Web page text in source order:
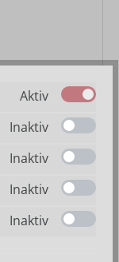
Aktiv
Inaktiv
Inaktiv
Inaktiv
Inaktiv